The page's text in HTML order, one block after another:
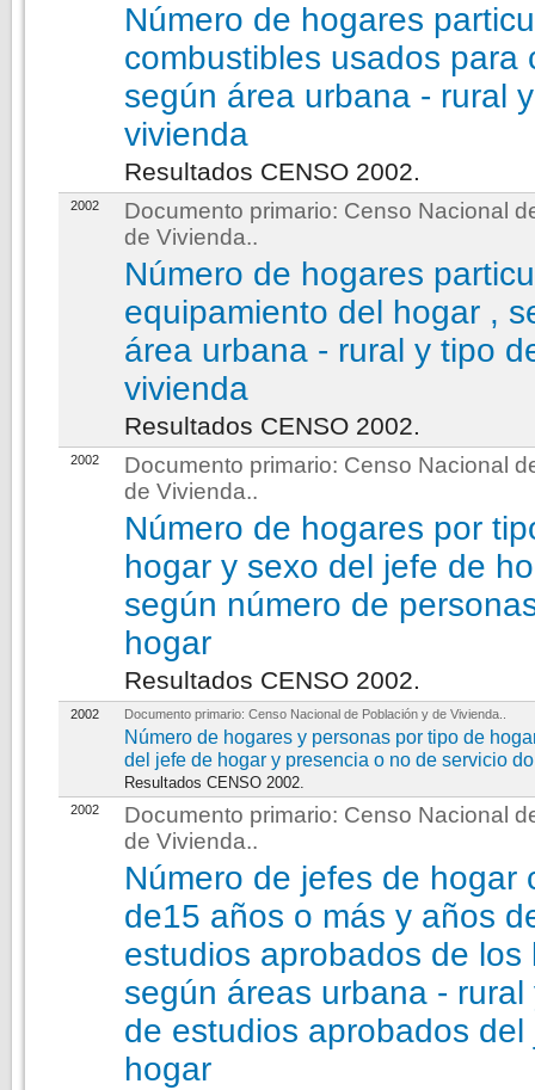
Número de hogares
combustibles usados para
según área urbana - rural
vivienda
Resultados CENSO 2002.
2002 Documento primario: Censo Nacional
de Vivienda..
Número de hogares
equipamiento del hogar ,
área urbana - rural y tipo
vivienda
Resultados CENSO 2002.
2002 Documento primario: Censo Nacional
de Vivienda..
Número de hogares por
hogar y sexo del jefe de
según número de
hogar
Resultados CENSO 2002.
2002 Documento primario:Censo Nacional de Población y de Vivienda.
Número de hogares y personas por tipo de
del jefe de hogar y presencia o no de servicio
Resultados CENSO 2002.
2002 Documento primario: Censo Nacional
de Vivienda..
Número de jefes de hogar
de15 años o más y años
estudios aprobados de los
según áreas urbana - rural
de estudios aprobados del
hogar